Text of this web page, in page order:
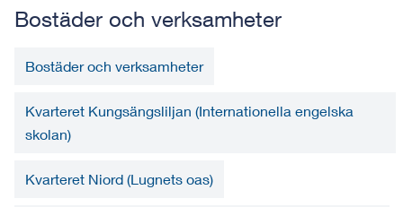
Bostäder och verksamheter
Bostäder och verksamheter
Kvarteret Kungsängsliljan (Internationella engelska
skolan)
Kvarteret Niord (Lugnets oas)